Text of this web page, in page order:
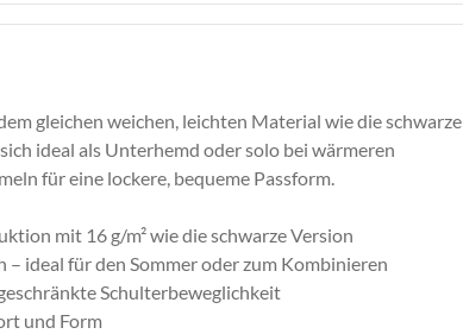
gleichen weichen, leichten Material wie die schwarze
ideal als Unterhemd oder solo bei wärmeren
für eine lockere, bequeme Passform.
mit 16 g/m² wie die schwarze Version
– ideal für den Sommer oder zum Kombinieren
Schulterbeweglichkeit
und Form